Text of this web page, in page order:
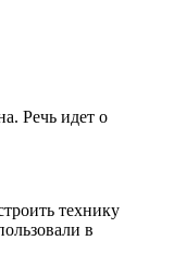
Речь идет о
технику
в